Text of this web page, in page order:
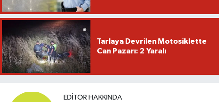
Tarlaya Devrilen Motosiklette
Can Pazarı: 2 Yaralı
EDITÖR HAKKINDA